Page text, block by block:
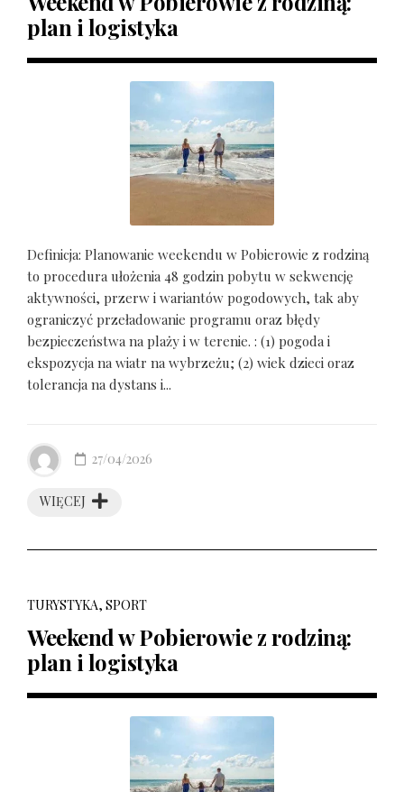
plan i logistyka
Definicja: Planowanie weekendu w Pobierowie z rodziną
to procedura ułożenia 48 godzin pobytu w sekwencję
aktywności, przerw i wariantów pogodowych, tak aby
ograniczyć przeładowanie programu oraz błędy
bezpieczeństwa na plaży i w terenie. : (1) pogoda i
ekspozycja na wiatr na wybrzeżu; (2) wiek dzieci oraz
tolerancja na dystans i...
WIĘCEJ
27/04/2026
TURYSTYKA, SPORT
Weekend w Pobierowie z rodziną:
plan i logistyka